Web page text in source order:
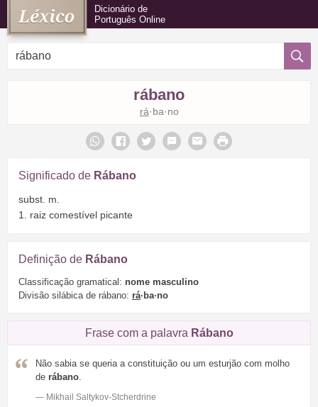
Dicionário de
Português Online
rábano
rá·ba·no
Significado de Rábano
subst. m.
1. raiz comestível picante
Definição de Rábano
Classificação gramatical: nome masculino
Divisão silábica de rábano: rá·ba·no
Frase com a palavra Rábano
Não sabia se queria a constituição ou um esturjão com molho
de rábano
— Mikhail Saltykov-Stcherdrine